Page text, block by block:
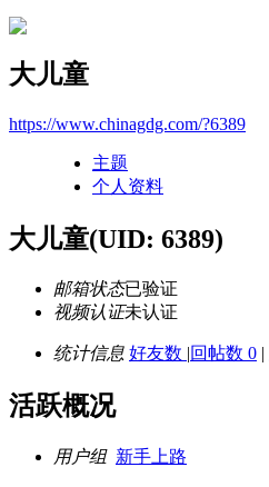
大儿童
https://www.chinagdg.com/?6389
主题
个人资料
大儿童(UID: 6389)
邮箱状态已验证
视频认证未认证
统计信息 好友数 |回帖数 0 |
活跃概况
用户组 新手上路